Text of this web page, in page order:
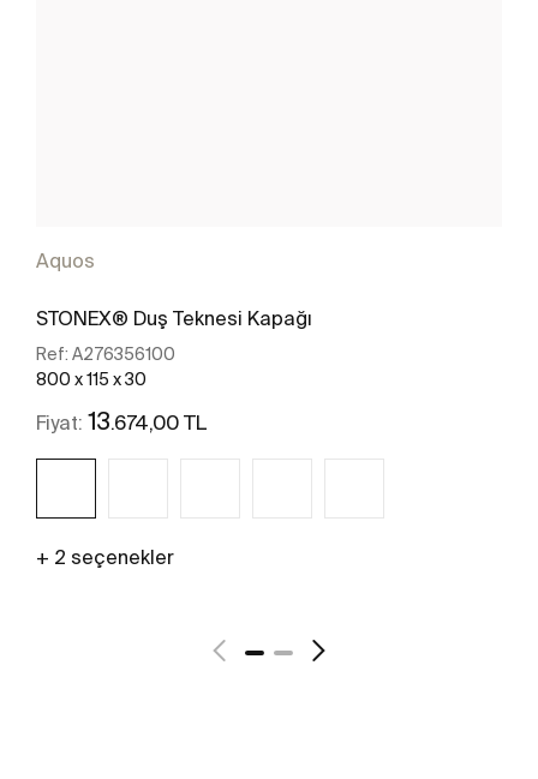
Aquos
STONEX® Duş Teknesi Kapağı
Ref: A276356100
800 x 115 x 30
Fiyat: 13.674,00 TL
+ 2 seçenekler